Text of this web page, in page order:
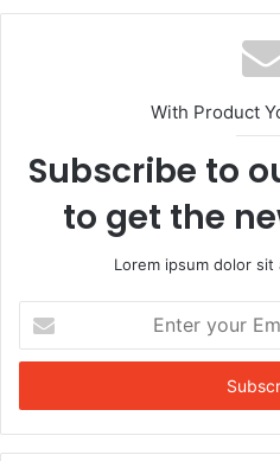
With Product
Subscribe to
to get the
Lorem ipsum dolor
your
Email